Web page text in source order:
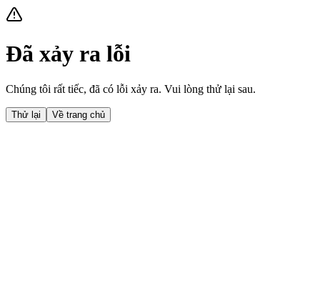
Đã xảy ra lỗi
Chúng tôi rất tiếc, đã có lỗi xảy ra. Vui lòng thử lại sau.
Thử lại Về trang chủ